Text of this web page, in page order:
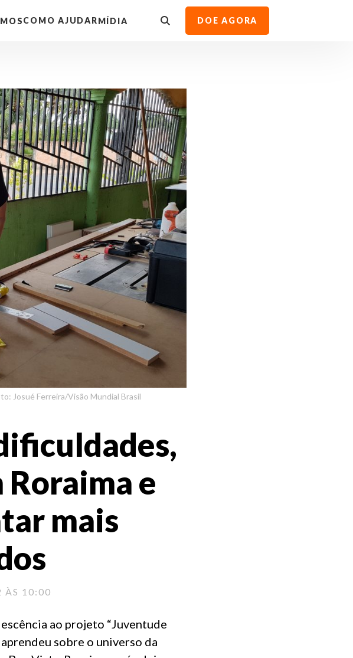
COMO AJUDARMÍDIA DOE AGORA
Josué Ferreira/Visão Mundial Brasil
Roraima e
mais
ÀS 10:00
ao projeto “Juventude
aprendeu sobre o universo da